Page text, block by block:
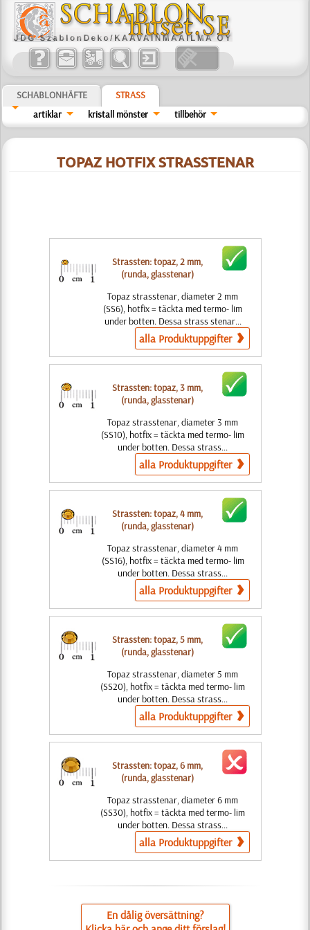
SCHABLONHÄFTE
STRASS
artiklar
kristall mönster tillbehör
TOPAZ HOTFIX STRASSTENAR
Strassten: topaz, 2 mm,
(runda, glasstenar)
Topaz strasstenar, diameter 2 mm
(SS6), hotfix = täckta med termo- lim
under botten. Dessa strass stenar...
alla Produktuppgifter
Strassten: topaz, 3 mm,
(runda, glasstenar)
Topaz strasstenar, diameter 3 mm
(SS10), hotfix = täckta med termo- lim
under botten. Dessa strass...
alla Produktuppgifter
Strassten: topaz, 4 mm,
(runda, glasstenar)
Topaz strasstenar, diameter 4 mm
(SS16), hotfix = täckta med termo- lim
under botten. Dessa strass...
alla Produktuppgifter
Strassten: topaz, 5 mm,
(runda, glasstenar)
Topaz strasstenar, diameter 5 mm
(SS20), hotfix = täckta med termo- lim
under botten. Dessa strass...
alla Produktuppgifter
Strassten: topaz, 6 mm,
(runda, glasstenar)
Topaz strasstenar, diameter 6 mm
(SS30), hotfix = täckta med termo- lim
under botten. Dessa strass...
alla Produktuppgifter
En dålig översättning?